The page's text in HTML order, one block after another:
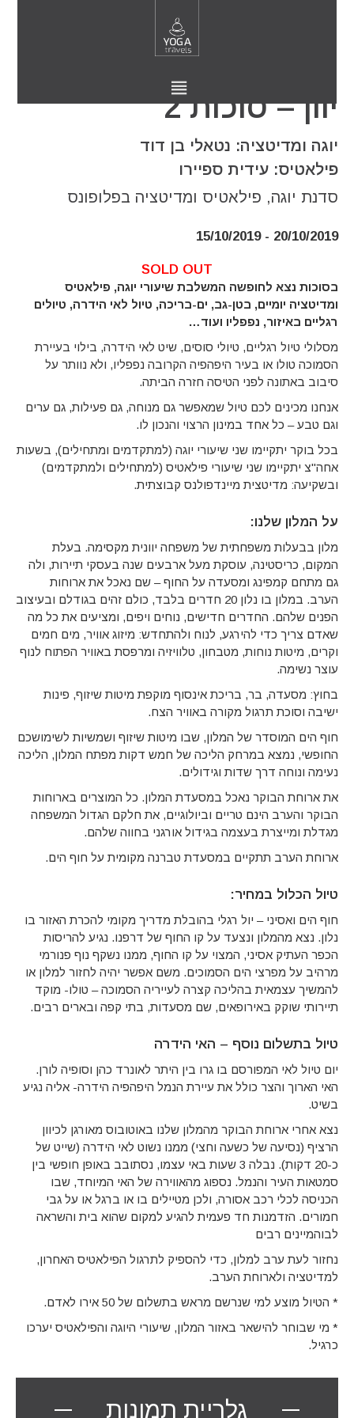
יוון – סוכות 2
יוגה ומדיטציה: נטאלי בן דוד
פילאטיס: עידית ספיירו
סדנת יוגה, פילאטיס ומדיטציה בפלופונס
20/10/2019 - 15/10/2019
SOLD OUT
בסוכות נצא לחופשה המשלבת שיעורי יוגה, פילאטיס
ומדיטציה יומיים, בטן-גב, ים-בריכה, טיול לאי הידרה, טיולים
רגליים באיזור, נפפליו ועוד…
מסלולי טיול רגליים, טיולי סוסים, שיט לאי הידרה, בילוי בעיירת
הסמוכה טולו או בעיר היפהפיה הקרובה נפפליו, ולא נוותר על
סיבוב באתונה לפני הטיסה חזרה הביתה.
אנחנו מכינים לכם טיול שמאפשר גם מנוחה, גם פעילות, גם ערים
וגם טבע – כל אחד במינון הרצוי והנכון לו.
בכל בוקר יתקיימו שני שיעורי יוגה (למתקדמים ומתחילים), בשעות
אחה"צ יתקיימו שני שיעורי פילאטיס (למתחילים ולמתקדמים)
ובשקיעה: מדיטצית מיינדפולנס קבוצתית.
על המלון שלנו:
מלון בבעלות משפחתית של משפחה יוונית מקסימה. בעלת
המקום, כריסטינה, עוסקת מעל ארבעים שנה בעסקי תיירות, ולה
גם מתחם קמפינג ומסעדה על החוף – שם נאכל את ארוחות
הערב. במלון בו נלון 20 חדרים בלבד, כולם זהים בגודלם ובעיצוב
הפנים שלהם. החדרים חדישים, נוחים ויפים, ומציעים את כל מה
שאדם צריך כדי להירגע, לנוח ולהתחדש: מיזוג אוויר, מים חמים
וקרים, מיטות נוחות, מטבחון, טלוויזיה ומרפסת באוויר הפתוח לנוף
עוצר נשימה.
בחוץ: מסעדה, בר, בריכת אינסוף מוקפת מיטות שיזוף, פינות
ישיבה וסוכת תרגול מקורה באוויר הצח.
חוף הים המוסדר של המלון, שבו מיטות שיזוף ושמשיות לשימושכם
החופשי, נמצא במרחק הליכה של חמש דקות מפתח המלון, הליכה
נעימה ונוחה דרך שדות וגידולים.
את ארוחת הבוקר נאכל במסעדת המלון. כל המוצרים בארוחות
הבוקר והערב הינם טריים וביולוגיים, את חלקם הגדול המשפחה
מגדלת ומייצרת בעצמה בגידול אורגני בחווה שלהם.
ארוחת הערב תתקיים במסעדת טברנה מקומית על חוף הים.
טיול הכלול במחיר:
חוף הים ואסיני – יול רגלי בהובלת מדריך מקומי להכרת האזור בו
נלון. נצא מהמלון ונצעד על קו החוף של דרפנו. נגיע להריסות
הכפר העתיק אסיני, המצוי על קו החוף, ממנו נשקף נוף פנורמי
מרהיב על מפרצי הים הסמוכים. משם אפשר יהיה לחזור למלון או
להמשיך עצמאית בהליכה קצרה לעייריה הסמוכה – טולו- מוקד
תיירותי שוקק באירופאים, שם מסעדות, בתי קפה ובארים רבים.
טיול בתשלום נוסף – האי הידרה
יום טיול לאי המפורסם בו גרו בין היתר לאונרד כהן וסופיה לורן.
האי הארוך והצר כולל את עיירת הנמל היפהפיה הידרה- אליה נגיע
בשיט.
נצא אחרי ארוחת הבוקר מהמלון שלנו באוטובוס מאורגן לכיוון
הרציף (נסיעה של כשעה וחצי) ממנו נשוט לאי הידרה (שייט של
כ-20 דקות). נבלה 3 שעות באי עצמו, נסתובב באופן חופשי בין
סמטאות העיר והנמל. נספוג מהאווירה של האי המיוחד, שבו
הכניסה לכלי רכב אסורה, ולכן מטיילים בו או ברגל או על גבי
חמורים. הזדמנות חד פעמית להגיע למקום שהוא בית והשראה
לבוהמיינים רבים
נחזור לעת ערב למלון, כדי להספיק לתרגול הפילאטיס האחרון,
למדיטציה ולארוחת הערב.
* הטיול מוצע למי שנרשם מראש בתשלום של 50 אירו לאדם.
* מי שבוחר להישאר באזור המלון, שיעורי היוגה והפילאטיס יערכו
כרגיל.
גלריית תמונות